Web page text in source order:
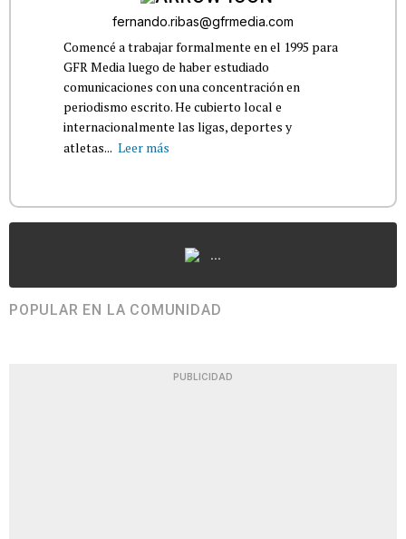
fernando.ribas@gfrmedia.com
Comencé a trabajar formalmente en el 1995 para
GFR Media luego de haber estudiado
comunicaciones con una concentración en
periodismo escrito. He cubierto local e
internacionalmente las ligas, deportes y
atletas... Leer más
...
POPULAR EN LA COMUNIDAD
PUBLICIDAD